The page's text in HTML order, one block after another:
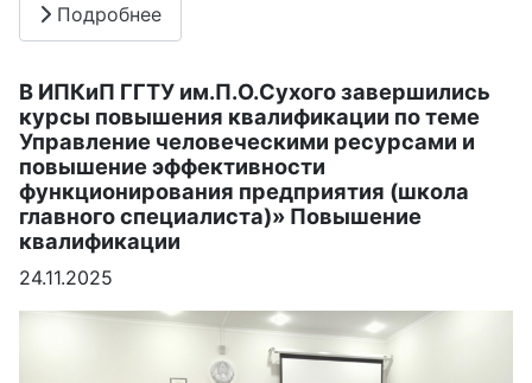
Подробнее
В ИПКиП ГГТУ им.П.О.Сухого завершились
курсы повышения квалификации по теме
Управление человеческими ресурсами и
повышение эффективности
функционирования предприятия (школа
главного специалиста)» Повышение
квалификации
24.11.2025